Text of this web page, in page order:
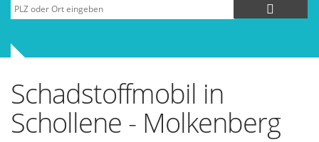
Schadstoffmobil in
Schollene - Molkenberg